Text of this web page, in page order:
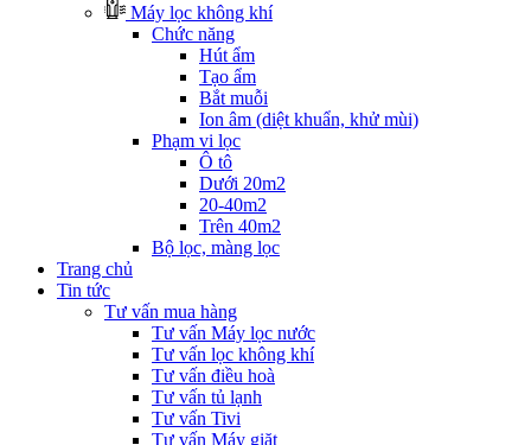
Máy lọc không khí
Chức năng
Hút ẩm
Tạo ẩm
Bắt muỗi
Ion âm (diệt khuẩn, khử mùi)
Phạm vi lọc
Ô tô
Dưới 20m2
20-40m2
Trên 40m2
Bộ lọc, màng lọc
Trang chủ
Tin tức
Tư vấn mua hàng
Tư vấn Máy lọc nước
Tư vấn lọc không khí
Tư vấn điều hoà
Tư vấn tủ lạnh
Tư vấn Tivi
Tư vấn Máy giặt